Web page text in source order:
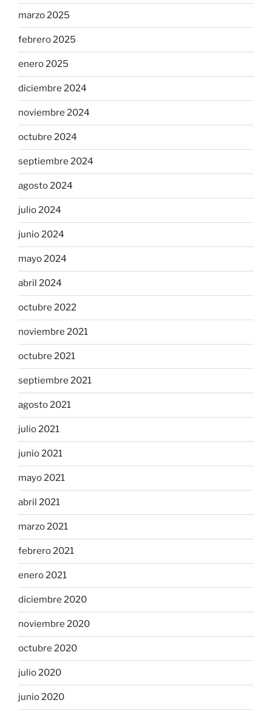
marzo 2025
febrero 2025
enero 2025
diciembre 2024
noviembre 2024
octubre 2024
septiembre 2024
agosto 2024
julio 2024
junio 2024
mayo 2024
abril 2024
octubre 2022
noviembre 2021
octubre 2021
septiembre 2021
agosto 2021
julio 2021
junio 2021
mayo 2021
abril 2021
marzo 2021
febrero 2021
enero 2021
diciembre 2020
noviembre 2020
octubre 2020
julio 2020
junio 2020